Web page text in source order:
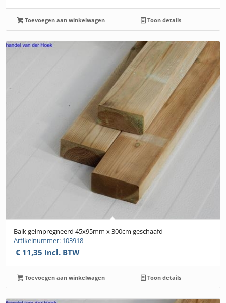
Toevoegen aan winkelwagen Toon details
Balk geimpregneerd 45x95mm x 300cm geschaafd
Artikelnummer: 103918
€ 11,35 Incl. BTW
Toevoegen aan winkelwagen Toon details